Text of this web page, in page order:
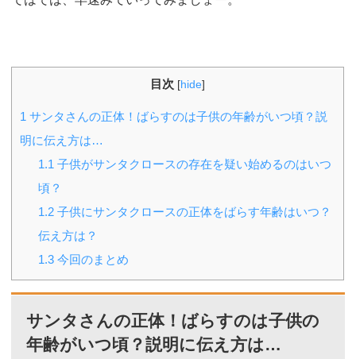
目次 [hide]
1 サンタさんの正体！ばらすのは子供の年齢がいつ頃？説
明に伝え方は…
1.1 子供がサンタクロースの存在を疑い始めるのはいつ
頃？
1.2 子供にサンタクロースの正体をばらす年齢はいつ？
伝え方は？
1.3 今回のまとめ
サンタさんの正体！ばらすのは子供の
年齢がいつ頃？説明に伝え方は…